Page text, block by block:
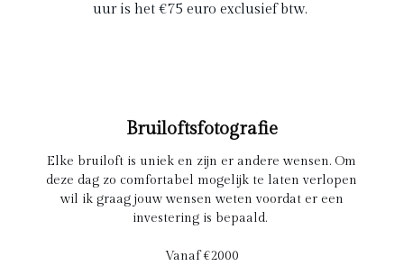
uur is het €75 euro exclusief btw.
Bruiloftsfotografie
Elke bruiloft is uniek en zijn er andere wensen. Om
deze dag zo comfortabel mogelijk te laten verlopen
wil ik graag jouw wensen weten voordat er een
investering is bepaald.
Vanaf €2000